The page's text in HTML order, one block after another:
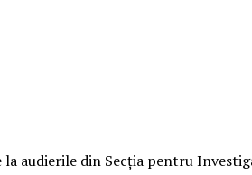
la audierile din Secția pentru